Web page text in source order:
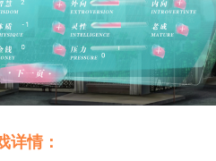
详情：